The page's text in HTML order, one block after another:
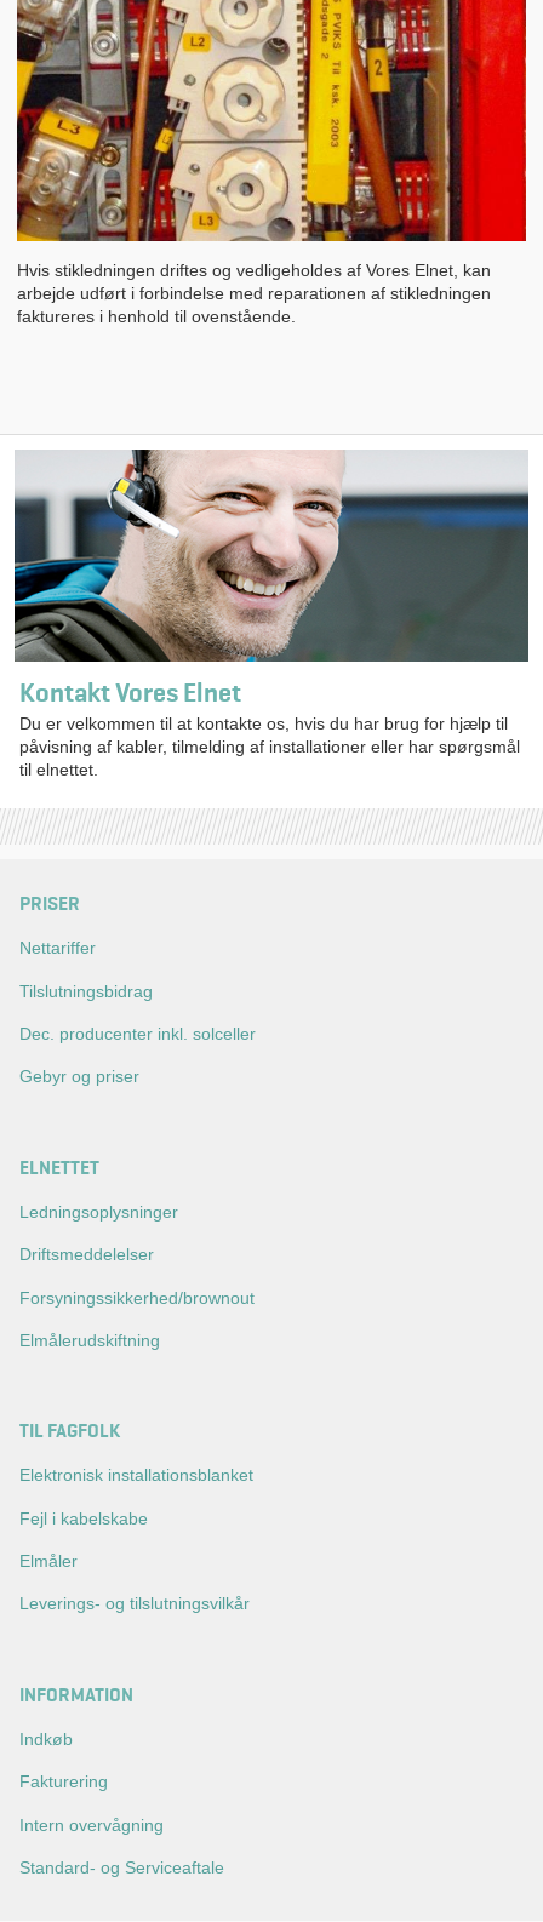
Hvis stikledningen driftes og vedligeholdes af Vores Elnet, kan
arbejde udført i forbindelse med reparationen af stikledningen
faktureres i henhold til ovenstående.
Kontakt Vores Elnet
Du er velkommen til at kontakte os, hvis du har brug for hjælp til
påvisning af kabler, tilmelding af installationer eller har spørgsmål
til elnettet.
PRISER
Nettariffer
Tilslutningsbidrag
Dec. producenter inkl. solceller
Gebyr og priser
ELNETTET
Ledningsoplysninger
Driftsmeddelelser
Forsyningssikkerhed/brownout
Elmålerudskiftning
TIL FAGFOLK
Elektronisk installationsblanket
Fejl i kabelskabe
Elmåler
Leverings- og tilslutningsvilkår
INFORMATION
Indkøb
Fakturering
Intern overvågning
Standard- og Serviceaftale